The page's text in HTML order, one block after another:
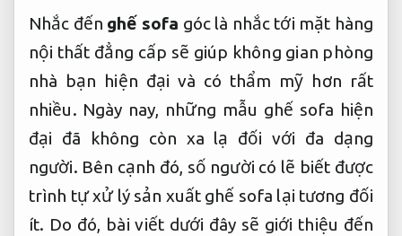
Nhắc đến ghế sofa góc là nhắc tới mặt hàng
nội thất đẳng cấp sẽ giúp không gian phòng
nhà bạn hiện đại và có thẩm mỹ hơn rất
nhiều. Ngày nay, những mẫu ghế sofa hiện
đại đã không còn xa lạ đối với đa dạng
người. Bên cạnh đó, số người có lẽ biết được
trình tự xử lý sản xuất ghế sofa lại tương đối
ít. Do đó, bài viết dưới đây sẽ giới thiệu đến